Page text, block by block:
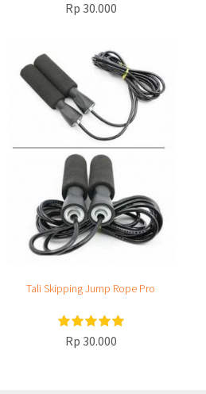
Rp 30.000
Tali Skipping Jump Rope Pro
Rp 30.000